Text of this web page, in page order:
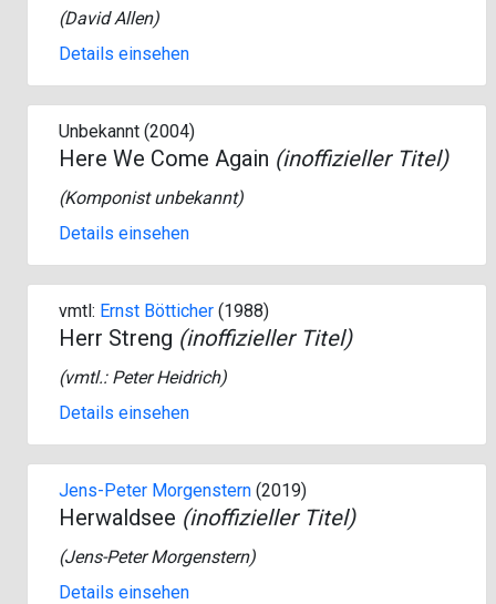
(David Allen)
Details einsehen
Unbekannt (2004)
Here We Come Again (inoffizieller Titel)
(Komponist unbekannt)
Details einsehen
vmtl: Ernst Bötticher (1988)
Herr Streng (inoffizieller Titel)
(vmtl.: Peter Heidrich)
Details einsehen
Jens-Peter Morgenstern (2019)
Herwaldsee (inoffizieller Titel)
(Jens-Peter Morgenstern)
Details einsehen